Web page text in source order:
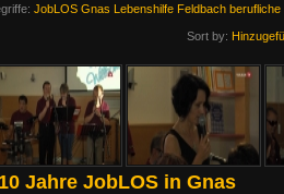
JobLOS Gnas Lebenshilfe Feldbach berufliche
Sort by:
10 Jahre JobLOS in Gnas